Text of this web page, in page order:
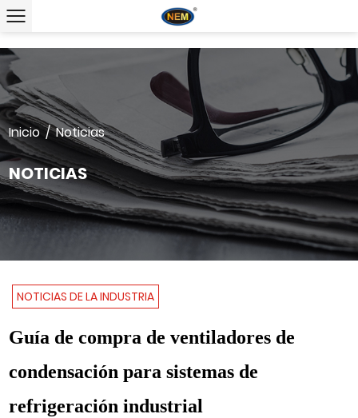
Inicio/Noticias
NOTICIAS
NOTICIAS DE LA INDUSTRIA
Guía de compra de ventiladores de
condensación para sistemas de
refrigeración industrial